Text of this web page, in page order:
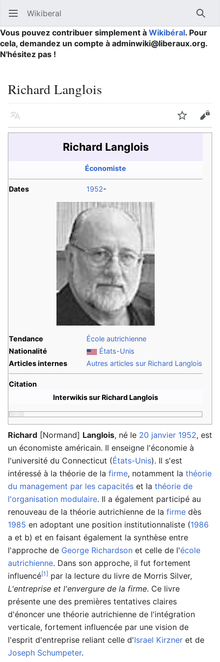
Ouvrir le menu principal Wikiberal
Vous pouvez contribuer simplement à Wikibéral. Pour
cela, demandez un compte à adminwiki@liberaux.org.
N'hésitez pas !
Richard Langlois
Langue Suivre
Richard Langlois
Économiste
Dates 1952-
Tendance
École autrichienne
Nationalité
États-Unis
Articles internes
Autres articles sur Richard Langlois
Citation
Interwikis sur Richard Langlois
Richard [Normand] Langlois, né le 20 janvier 1952, est
un économiste américain. Il enseigne l'économie à
l'université du Connecticut (États-Unis). Il s'est
intéressé à la théorie de la firme, notamment la théorie
du management par les capacités et la théorie de
l'organisation modulaire. Il a également participé au
renouveau de la théorie autrichienne de la firme dès
1985 en adoptant une position institutionnaliste (1986
a et b) et en faisant également la synthèse entre
l'approche de George Richardson et celle de l'école
autrichienne. Dans son approche, il fut fortement
influencé[1] par la lecture du livre de Morris Silver,
L'entreprise et l'envergure de la firme. Ce livre
présente une des premières tentatives claires
d'énoncer une théorie autrichienne de l'intégration
verticale, fortement influencée par une vision de
l'esprit d'entreprise reliant celle d'Israel Kirzner et de
Joseph Schumpeter.